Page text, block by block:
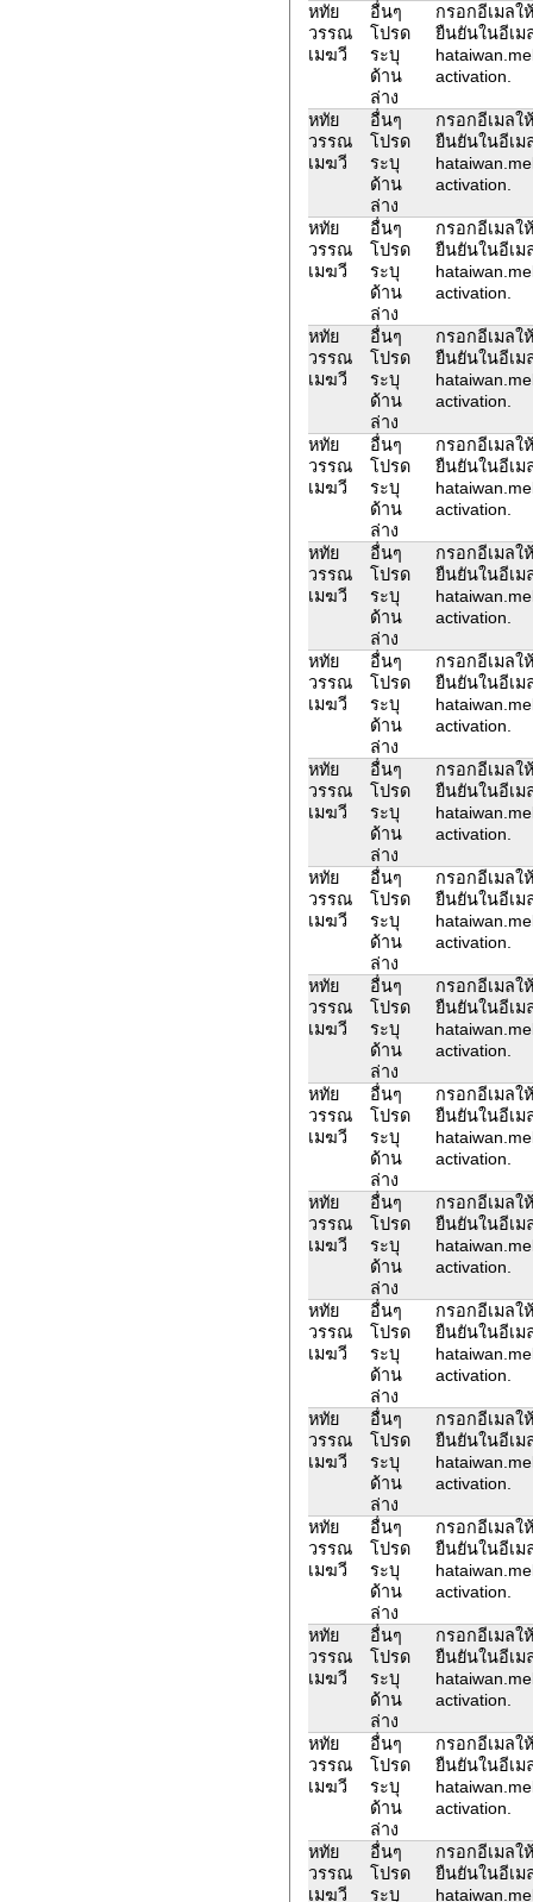
หทัย
วรรณ
เมฆวี
อื่นๆ
โปรด
ระบุ
ด้าน
ล่าง
กรอกอีเมลใ
ยืนยันในอีเม
activation.
หทัย
วรรณ
เมฆวี
อื่นๆ
โปรด
ระบุ
ด้าน
ล่าง
กรอกอีเมลใ
ยืนยันในอีเม
activation.
หทัย
วรรณ
เมฆวี
อื่นๆ
โปรด
ระบุ
ด้าน
ล่าง
กรอกอีเมลใ
ยืนยันในอีเม
activation.
หทัย
วรรณ
เมฆวี
อื่นๆ
โปรด
ระบุ
ด้าน
ล่าง
กรอกอีเมลใ
ยืนยันในอีเม
activation.
หทัย
วรรณ
เมฆวี
อื่นๆ
โปรด
ระบุ
ด้าน
ล่าง
กรอกอีเมลใ
ยืนยันในอีเม
activation.
หทัย
วรรณ
เมฆวี
อื่นๆ
โปรด
ระบุ
ด้าน
ล่าง
กรอกอีเมลใ
ยืนยันในอีเม
activation.
หทัย
วรรณ
เมฆวี
อื่นๆ
โปรด
ระบุ
ด้าน
ล่าง
กรอกอีเมลใ
ยืนยันในอีเม
activation.
หทัย
วรรณ
เมฆวี
อื่นๆ
โปรด
ระบุ
ด้าน
ล่าง
กรอกอีเมลใ
ยืนยันในอีเม
activation.
หทัย
วรรณ
เมฆวี
อื่นๆ
โปรด
ระบุ
ด้าน
ล่าง
กรอกอีเมลใ
ยืนยันในอีเม
activation.
หทัย
วรรณ
เมฆวี
อื่นๆ
โปรด
ระบุ
ด้าน
ล่าง
กรอกอีเมลใ
ยืนยันในอีเม
activation.
หทัย
วรรณ
เมฆวี
อื่นๆ
โปรด
ระบุ
ด้าน
ล่าง
กรอกอีเมลใ
ยืนยันในอีเม
activation.
หทัย
วรรณ
เมฆวี
อื่นๆ
โปรด
ระบุ
ด้าน
ล่าง
กรอกอีเมลใ
ยืนยันในอีเม
activation.
หทัย
วรรณ
เมฆวี
อื่นๆ
โปรด
ระบุ
ด้าน
ล่าง
กรอกอีเมลใ
ยืนยันในอีเม
activation.
หทัย
วรรณ
เมฆวี
อื่นๆ
โปรด
ระบุ
ด้าน
ล่าง
กรอกอีเมลใ
ยืนยันในอีเม
activation.
หทัย
วรรณ
เมฆวี
อื่นๆ
โปรด
ระบุ
ด้าน
ล่าง
กรอกอีเมลใ
ยืนยันในอีเม
activation.
หทัย
วรรณ
เมฆวี
อื่นๆ
โปรด
ระบุ
ด้าน
ล่าง
กรอกอีเมลใ
ยืนยันในอีเม
activation.
หทัย
วรรณ
เมฆวี
อื่นๆ
โปรด
ระบุ
ด้าน
ล่าง
กรอกอีเมลใ
ยืนยันในอีเม
activation.
หทัย
วรรณ
เมฆวี
อื่นๆ
โปรด
ระบุ
กรอกอีเมลใ
ยืนยันในอีเม